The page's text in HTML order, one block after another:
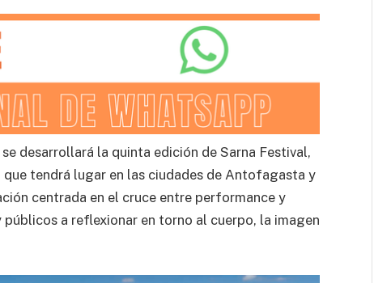
desarrollará la quinta edición de Sarna Festival,
tendrá lugar en las ciudades de Antofagasta y
centrada en el cruce entre performance y
a reflexionar en torno al cuerpo, la imagen